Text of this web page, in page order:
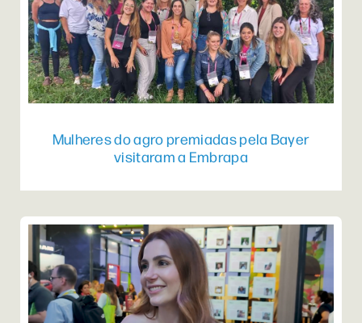
Mulheres do agro premiadas pela Bayer
visitaram a Embrapa